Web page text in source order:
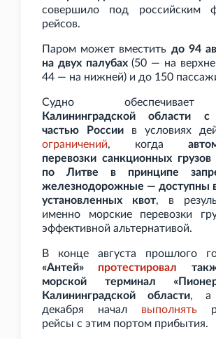
совершило под российским
рейсов.
Паром может вместить до 94
на двух палубах(50 — на
44 — на нижней) и до 150
Судно
Калининградской области с
частью России в условиях
ограничений, когда
перевозки санкционных грузов
по Литве в принципе
железнодорожные — доступны
установленных квот, в
именно морские перевозки
эффективной альтернативой.
В конце августа прошлого
«Антей» протестировал
морской терминал
Калининградской области, а
декабря начал выполнять
рейсы с этим портом прибытия.